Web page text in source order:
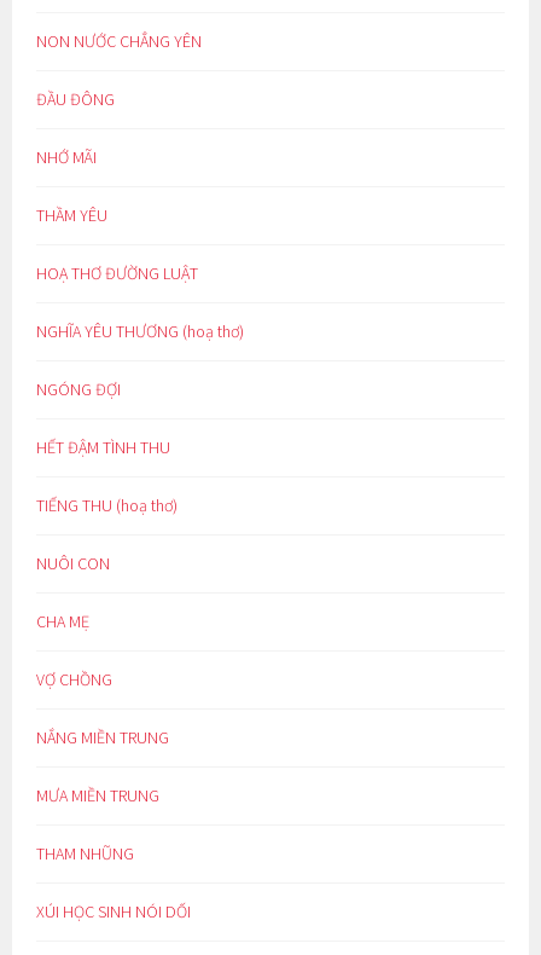
NON NƯỚC CHẲNG YÊN
ĐẦU ĐÔNG
NHỚ MÃI
THẦM YÊU
HOẠ THƠ ĐƯỜNG LUẬT
NGHĨA YÊU THƯƠNG (hoạ thơ)
NGÓNG ĐỢI
HẾT ĐẬM TÌNH THU
TIẾNG THU (hoạ thơ)
NUÔI CON
CHA MẸ
VỢ CHỒNG
NẮNG MIỀN TRUNG
MƯA MIỀN TRUNG
THAM NHŨNG
XÚI HỌC SINH NÓI DỐI